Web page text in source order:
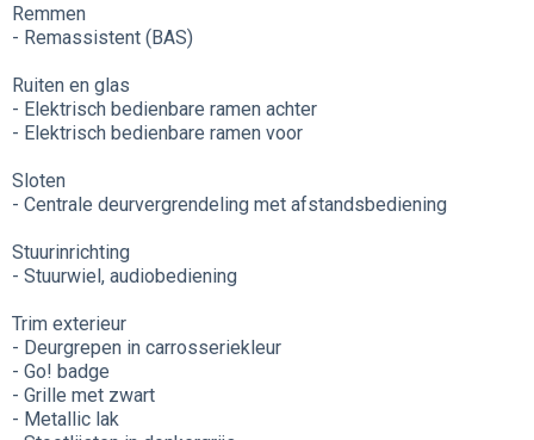
Remmen
- Remassistent (BAS)
Ruiten en glas
- Elektrisch bedienbare ramen achter
- Elektrisch bedienbare ramen voor
Sloten
- Centrale deurvergrendeling met afstandsbediening
Stuurinrichting
- Stuurwiel, audiobediening
Trim exterieur
- Deurgrepen in carrosseriekleur
- Go! badge
- Grille met zwart
- Metallic lak